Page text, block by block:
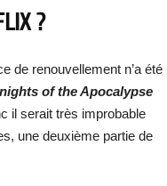
?
de renouvellement n’a été
of the Apocalypse
il serait très improbable
une deuxième partie de